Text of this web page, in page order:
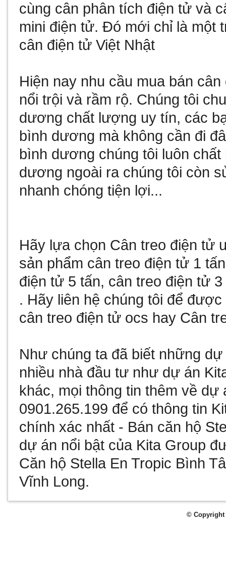
cùng cân phân tích điện tử và
mini điện tử. Đó mới chỉ là một
cân điện tử Việt Nhật
Hiện nay nhu cầu mua bán
nổi trội và rầm rộ. Chúng tôi
dương chất lượng uy tín, các
bình dương mà không cần đi
bình dương chúng tôi luôn
dương ngoài ra chúng tôi còn
nhanh chóng tiện lợi...
Hãy lựa chọn Cân treo điện tử
sản phẩm cân treo điện tử 1 tấn
điện tử 5 tấn, cân treo điện tử 3
. Hãy liên hệ chúng tôi để
cân treo điện tử ocs hay Cân
Như chúng ta đã biết những dự
nhiều nhà đầu tư như dự án
khác, mọi thông tin thêm về dự
0901.265.199 để có thông tin
chính xác nhất - Bán căn hộ
dự án nổi bật của Kita Group
Căn hộ Stella En Tropic Bình
Vĩnh Long.
© Copyright